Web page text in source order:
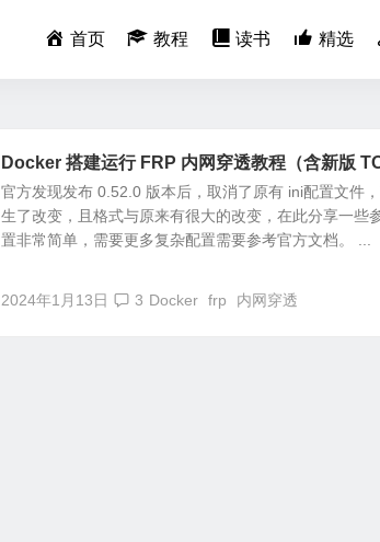
首页 教程 读书 精选
Docker 搭建运行 FRP 内网穿透教程（含新版
官方发现发布 0.52.0 版本后，取消了原有 ini配置文件
生了改变，且格式与原来有很大的改变，在此分享一些
置非常简单，需要更多复杂配置需要参考官方文档。 ...
2024年1月13日 3 Docker frp 内网穿透